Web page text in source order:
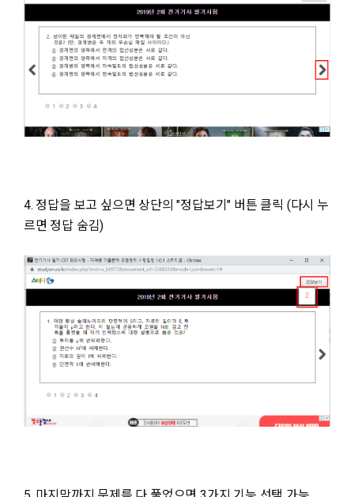
4. 정답을 보고 싶으면 상단의 "정답보기" 버튼 클릭 (다시 누
르면 정답 숨김)